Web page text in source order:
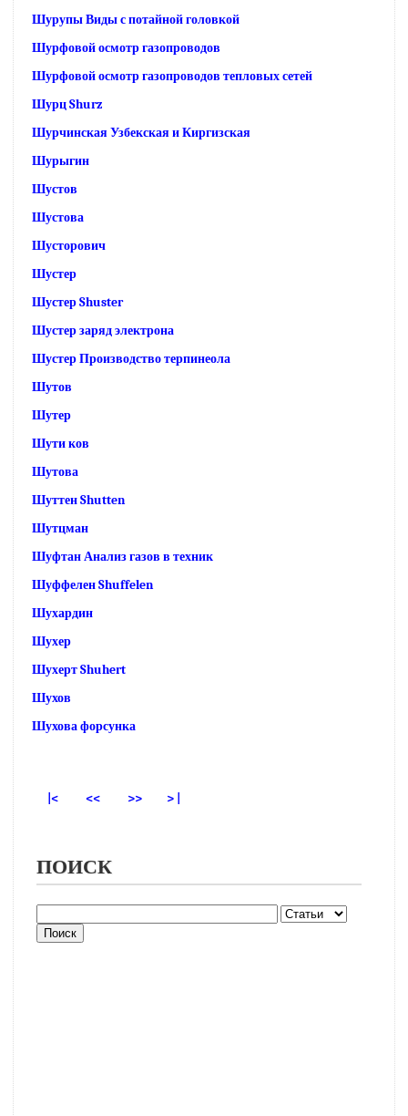
Шурупы Виды с потайной головкой
Шурфовой осмотр газопроводов
Шурфовой осмотр газопроводов тепловых сетей
Шурц Shurz
Шурчинская Узбекская и Киргизская
Шурыгин
Шустов
Шустова
Шусторович
Шустер
Шустер Shuster
Шустер заряд электрона
Шустер Производство терпинеола
Шутов
Шутер
Шути ков
Шутова
Шуттен Shutten
Шутцман
Шуфтан Анализ газов в техник
Шуффелен Shuffelen
Шухардин
Шухер
Шухерт Shuhert
Шухов
Шухова форсунка
|< << >> > |
ПОИСК